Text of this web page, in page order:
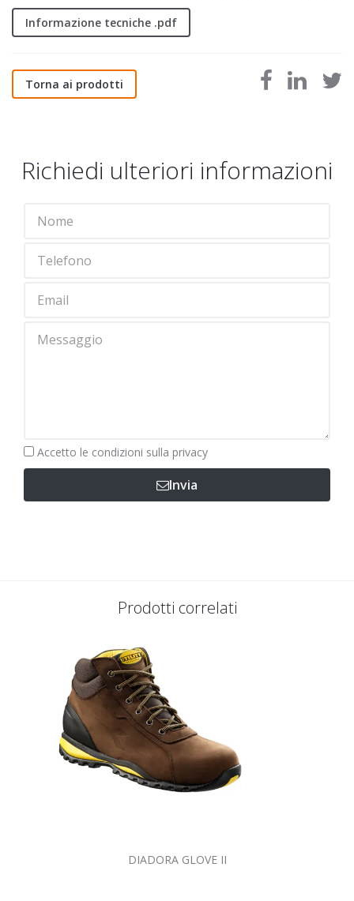
Informazione tecniche .pdf
Torna ai prodotti
Richiedi ulteriori informazioni
Obbligatorio
Accetto le condizioni sulla privacy
Invia
Prodotti correlati
DIADORA GLOVE II